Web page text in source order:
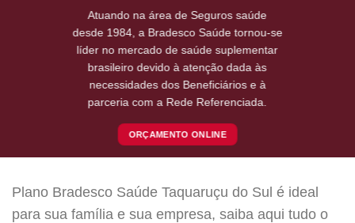
Atuando na área de Seguros saúde
desde 1984, a Bradesco Saúde tornou-se
líder no mercado de saúde suplementar
brasileiro devido à atenção dada às
necessidades dos Beneficiários e à
parceria com a Rede Referenciada.
ORÇAMENTO ONLINE
Plano Bradesco Saúde Taquaruçu do Sul é ideal
para sua família e sua empresa, saiba aqui tudo o